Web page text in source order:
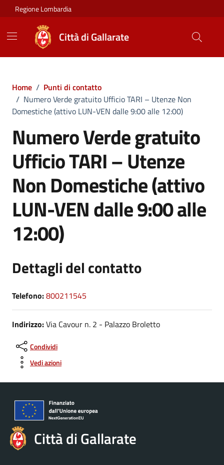
Vai ai contenuti
Vai al footer
Regione Lombardia
Città di Gallarate
Home / Punti di contatto
/ Numero Verde gratuito Ufficio TARI – Utenze Non
Domestiche (attivo LUN-VEN dalle 9:00 alle 12:00)
Numero Verde gratuito
Ufficio TARI – Utenze
Non Domestiche (attivo
LUN-VEN dalle 9:00 alle
12:00)
Dettagli del contatto
Telefono:800211545
Indirizzo:Via Cavour n. 2 - Palazzo Broletto
Condividi
Vedi azioni
Città di Gallarate